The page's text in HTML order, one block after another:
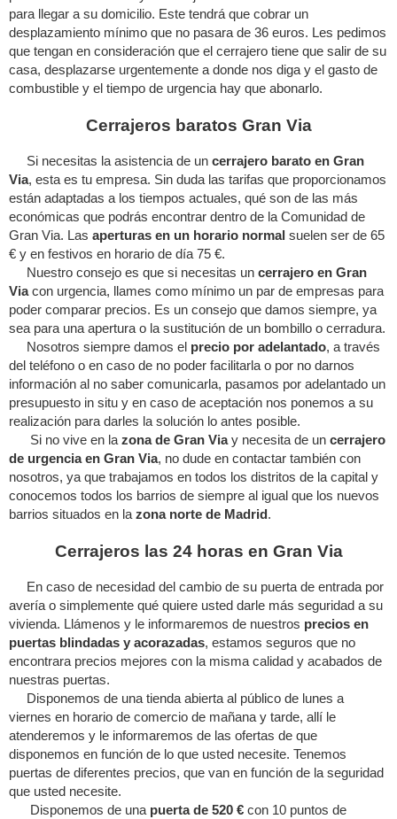
para llegar a su domicilio. Este tendrá que cobrar un
desplazamiento mínimo que no pasara de 36 euros. Les pedimos
que tengan en consideración que el cerrajero tiene que salir de su
casa, desplazarse urgentemente a donde nos diga y el gasto de
combustible y el tiempo de urgencia hay que abonarlo.
Cerrajeros baratos Gran Via
Si necesitas la asistencia de un cerrajero barato en Gran
Via, esta es tu empresa. Sin duda las tarifas que proporcionamos
están adaptadas a los tiempos actuales, qué son de las más
económicas que podrás encontrar dentro de la Comunidad de
Gran Via. Las aperturas en un horario normal suelen ser de 65
€ y en festivos en horario de día 75 €.
Nuestro consejo es que si necesitas un cerrajero en Gran
Viacon urgencia, llames como mínimo un par de empresas para
poder comparar precios. Es un consejo que damos siempre, ya
sea para una apertura o la sustitución de un bombillo o cerradura.
Nosotros siempre damos el precio por adelantado, a través
del teléfono o en caso de no poder facilitarla o por no darnos
información al no saber comunicarla, pasamos por adelantado un
presupuesto in situ y en caso de aceptación nos ponemos a su
realización para darles la solución lo antes posible.
Si no vive en la zona de Gran Viay necesita de un cerrajero
de urgencia en Gran Via, no dude en contactar también con
nosotros, ya que trabajamos en todos los distritos de la capital y
conocemos todos los barrios de siempre al igual que los nuevos
barrios situados en la zona norte de Madrid .
Cerrajeros las 24 horas en Gran Via
En caso de necesidad del cambio de su puerta de entrada por
avería o simplemente qué quiere usted darle más seguridad a su
vivienda. Llámenos y le informaremos de nuestros precios en
puertas blindadas y acorazadas, estamos seguros que no
encontrara precios mejores con la misma calidad y acabados de
nuestras puertas.
Disponemos de una tienda abierta al público de lunes a
viernes en horario de comercio de mañana y tarde, allí le
atenderemos y le informaremos de las ofertas de que
disponemos en función de lo que usted necesite. Tenemos
puertas de diferentes precios, que van en función de la seguridad
que usted necesite.
Disponemos de una puerta de 520 € con 10 puntos de